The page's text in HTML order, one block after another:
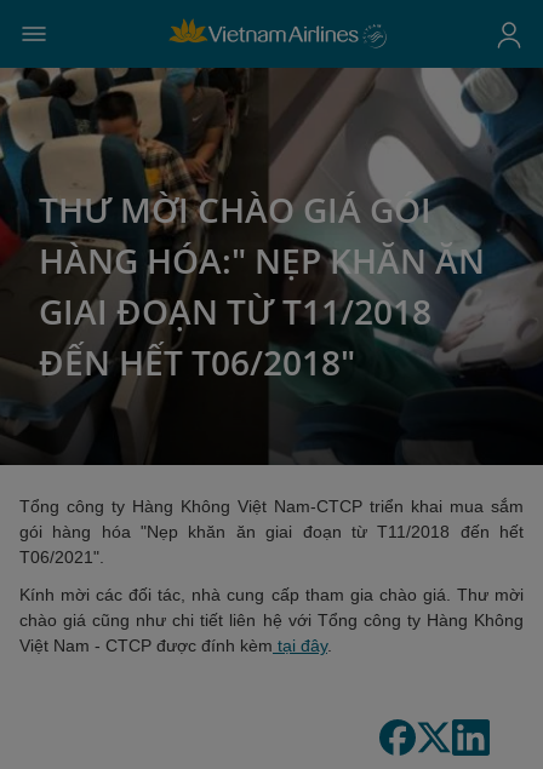
THƯ MỜI CHÀO GIÁ GÓI
HÀNG HÓA:" NẸP KHĂN ĂN
GIAI ĐOẠN TỪ T11/2018
ĐẾN HẾT T06/2018"
Tổng công ty Hàng Không Việt Nam-CTCP triển khai mua sắm
gói hàng hóa "Nẹp khăn ăn giai đoạn từ T11/2018 đến hết
T06/2021".
Kính mời các đối tác, nhà cung cấp tham gia chào giá. Thư mời
chào giá cũng như chi tiết liên hệ với Tổng công ty Hàng Không
Việt Nam - CTCP được đính kèm tại đây.